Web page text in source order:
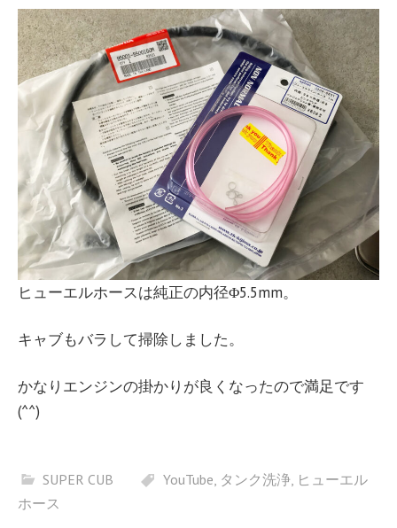
ヒューエルホースは純正の内径Φ5.5mm。
キャブもバラして掃除しました。
かなりエンジンの掛かりが良くなったので満足です
(^^)
SUPER CUB YouTube タンク洗浄 ヒューエル
ホース